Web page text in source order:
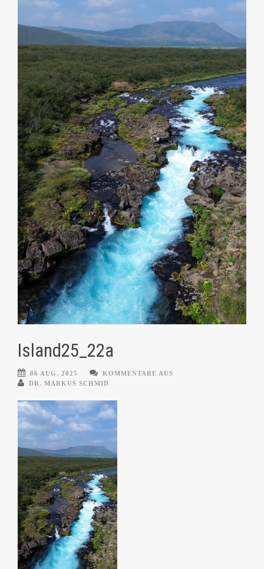
Island25_22a
06 AUG. 2025
KOMMENTARE AUS
DR. MARKUS SCHMID